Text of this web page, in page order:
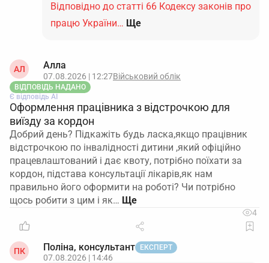
Відповідно до статті 66 Кодексу законів про
працю України… Ще
АЛ Алла
07.08.2026 | 12:27Військовий облік
ВІДПОВІДЬ НАДАНО
Є відповідь АІ
Оформлення працівника з відстрочкою для
виїзду за кордон
Добрий день? Підкажіть будь ласка,якщо працівник
відстрочкою по інвалідності дитини ,який офіційно
працевлаштований і дає квоту, потрібно поїхати за
кордон, підстава консультації лікарів,як нам
правильно його оформити на роботі? Чи потрібно
щось робити з цим і як…
4
ПК Поліна, консультант ЕКСПЕРТ
07.08.2026 | 14:46